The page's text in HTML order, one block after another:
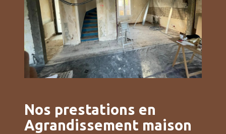
Nos prestations en
Agrandissement maison